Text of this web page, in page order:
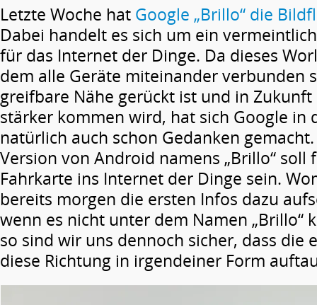
Letzte Woche hat Google „Brillo“ die
Dabei handelt es sich um ein
für das Internet der Dinge. Da dieses
dem alle Geräte miteinander verbunden
greifbare Nähe gerückt ist und in
stärker kommen wird, hat sich Google in
natürlich auch schon Gedanken
Version von Android namens „Brillo“ soll
Fahrkarte ins Internet der Dinge sein.
bereits morgen die ersten Infos dazu
wenn es nicht unter dem Namen „Brillo“
so sind wir uns dennoch sicher, dass die
diese Richtung in irgendeiner Form